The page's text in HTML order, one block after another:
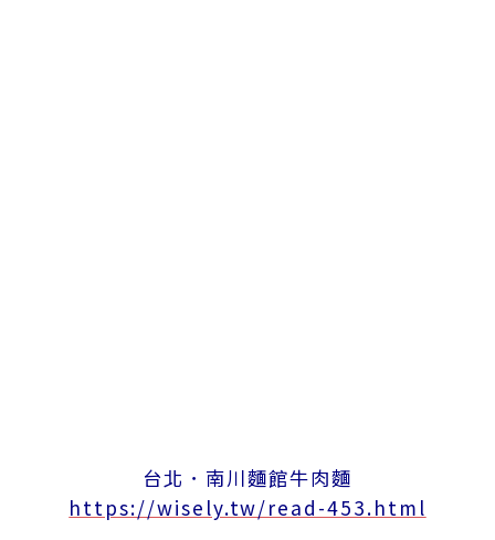
台北．南川麵館牛肉麵
https://wisely.tw/read-453.html